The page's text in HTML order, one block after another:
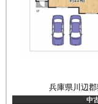
兵庫県川辺
中